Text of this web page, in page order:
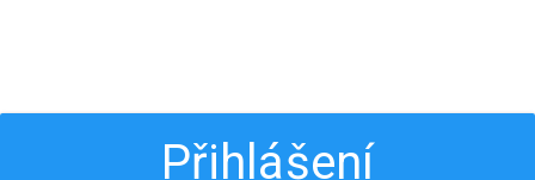
Přihlášení